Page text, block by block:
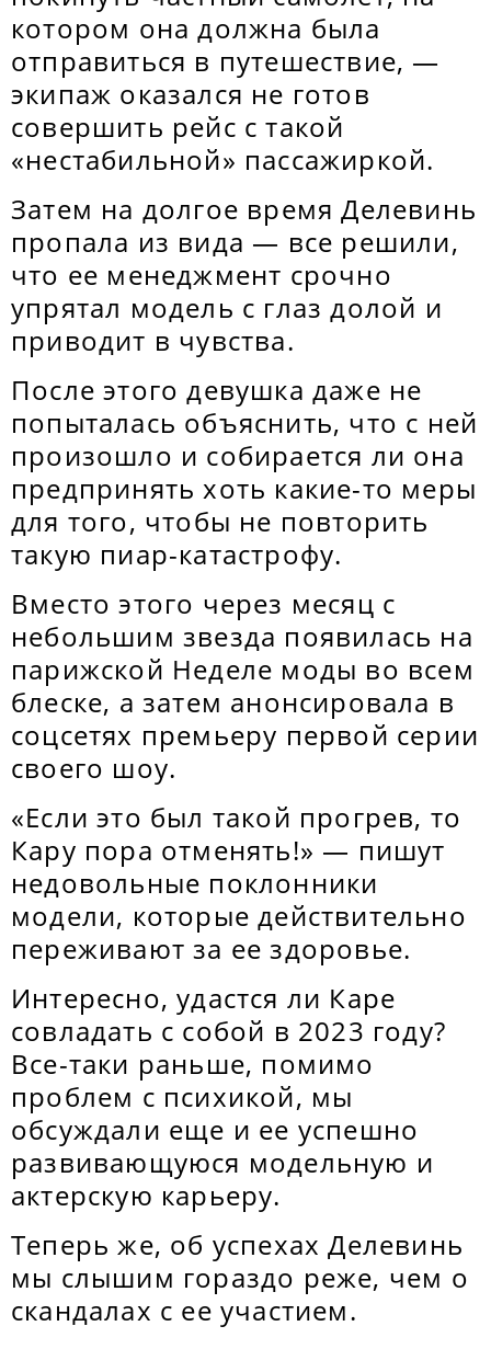
котором она должна была
отправиться в путешествие, —
экипаж оказался не готов
совершить рейс с такой
«нестабильной» пассажиркой.
Затем на долгое время Делевинь
пропала из вида — все решили,
что ее менеджмент срочно
упрятал модель с глаз долой и
приводит в чувства.
После этого девушка даже не
попыталась объяснить, что с ней
произошло и собирается ли она
предпринять хоть какие-то меры
для того, чтобы не повторить
такую пиар-катастрофу.
Вместо этого через месяц с
небольшим звезда появилась на
парижской Неделе моды во всем
блеске, а затем анонсировала в
соцсетях премьеру первой серии
своего шоу.
«Если это был такой прогрев, то
Кару пора отменять!» — пишут
недовольные поклонники
модели, которые действительно
переживают за ее здоровье.
Интересно, удастся ли Каре
совладать с собой в 2023 году?
Все-таки раньше, помимо
проблем с психикой, мы
обсуждали еще и ее успешно
развивающуюся модельную и
актерскую карьеру.
Теперь же, об успехах Делевинь
мы слышим гораздо реже, чем о
скандалах с ее участием.